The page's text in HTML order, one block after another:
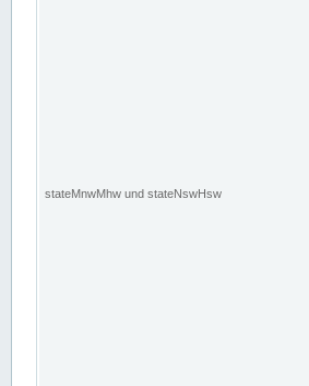
stateMnwMhw und stateNswHsw